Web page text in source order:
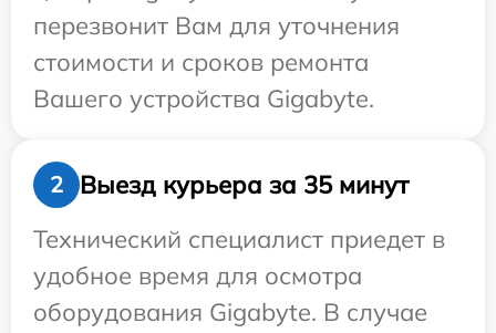
перезвонит Вам для уточнения
стоимости и сроков ремонта
Вашего устройства Gigabyte.
2
Выезд курьера за 35 минут
Технический специалист приедет в
удобное время для осмотра
оборудования Gigabyte. В случае